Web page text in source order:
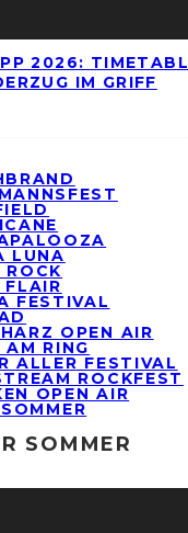
2026:
IM GRIFF
LUNA
ROCK
FLAIR
FESTIVAL
OPEN AIR
AM RING
ALLER FESTIVAL
ROCKFEST
OPEN AIR
SOMMER